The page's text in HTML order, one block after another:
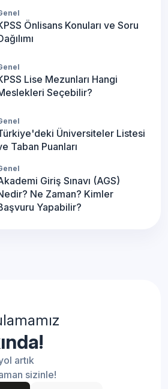
Önlisans Konuları ve Soru
Lise Mezunları Hangi
Seçebilir?
Üniversiteler Listesi
Taban Puanları
Giriş Sınavı (AGS)
Ne Zaman? Kimler
Yapabilir?
artık
sizinle!